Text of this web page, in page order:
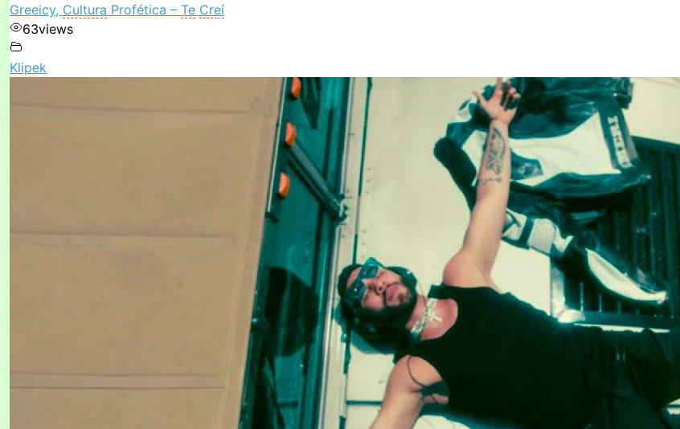
Greeicy, Cultura Profética – Te Creí
63views
Klipek